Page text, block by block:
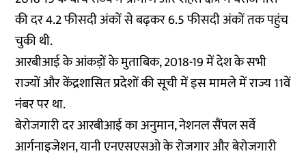
की दर 4.2 फीसदी अंकों से बढ़कर 6.5 फीसदी अंकों तक पहुंच
चुकी थी.
आरबीआई के आंकड़ों के मुताबिक, 2018-19 में देश के सभी
राज्यों और केंद्रशासित प्रदेशों की सूची में इस मामले में राज्य 11वें
नंबर पर था.
बेरोजगारी दर आरबीआई का अनुमान, नेशनल सैंपल सर्वे
आर्गनाइजेशन, यानी एनएसएसओ के रोजगार और बेरोजगारी